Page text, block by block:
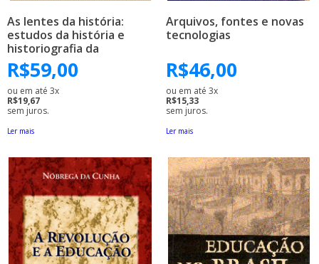
As lentes da história:
estudos da história e
historiografia da
educação no Brasil
R$59,00
ou em até 3x
R$19,67
sem juros.
Ler mais
Arquivos, fontes e novas
tecnologias
R$46,00
ou em até 3x
R$15,33
sem juros.
Ler mais